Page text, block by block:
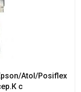
Atol/Posiflex
с